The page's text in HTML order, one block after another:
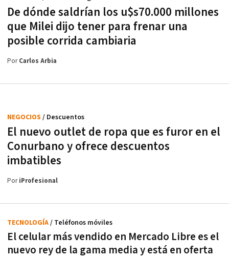
De dónde saldrían los u$s70.000 millones
que Milei dijo tener para frenar una
posible corrida cambiaria
PorCarlos Arbia
El nuevo outlet de ropa que es furor en el
Conurbano y ofrece descuentos
imbatibles
NEGOCIOS / Descuentos
PoriProfesional
El celular más vendido en Mercado Libre es el
nuevo rey de la gama media y está en oferta
TECNOLOGÍA/ Teléfonos móviles